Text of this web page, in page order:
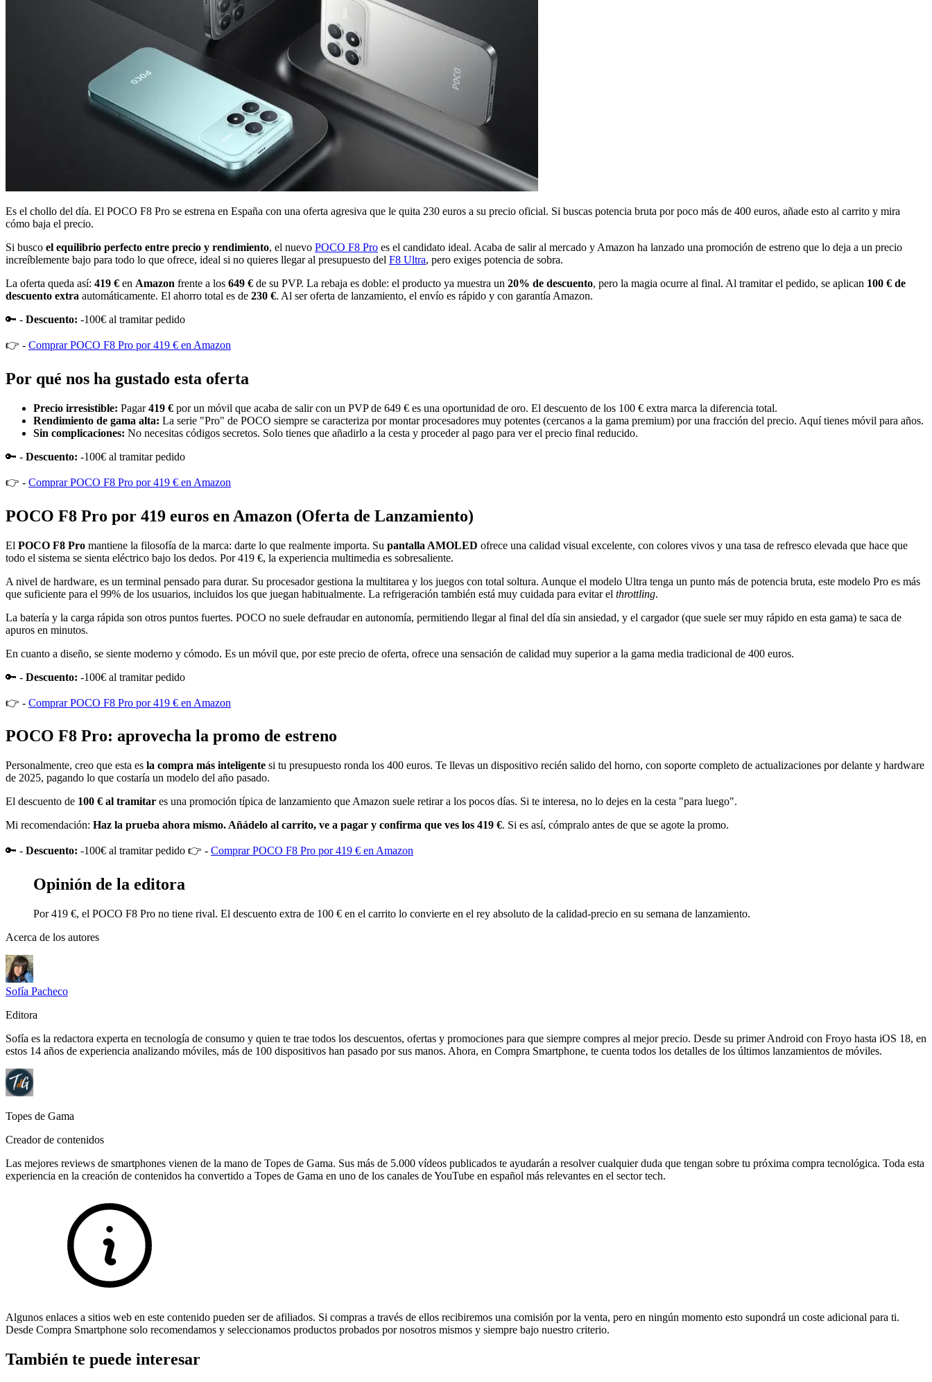
Es el chollo del día. El POCO F8 Pro se estrena en España con una oferta agresiva que le quita 230 euros a su precio oficial. Si buscas potencia bruta por poco más de 400 euros, añade esto al carrito y mira
cómo baja el precio.
Si busco el equilibrio perfecto entre precio y rendimiento, el nuevo POCO F8 Pro es el candidato ideal. Acaba de salir al mercado y Amazon ha lanzado una promoción de estreno que lo deja a un precio
increíblemente bajo para todo lo que ofrece, ideal si no quieres llegar al presupuesto del F8 Ultra, pero exiges potencia de sobra.
La oferta queda así: 419 € en Amazon frente a los 649 € de su PVP. La rebaja es doble: el producto ya muestra un 20% de descuento, pero la magia ocurre al final. Al tramitar el pedido, se aplican 100 € de
descuento extra automáticamente. El ahorro total es de 230 €. Al ser oferta de lanzamiento, el envío es rápido y con garantía Amazon.
🔑 - Descuento: -100€ al tramitar pedido
👉 - Comprar POCO F8 Pro por 419 € en Amazon
Por qué nos ha gustado esta oferta
Precio irresistible: Pagar419 € por un móvil que acaba de salir con un PVP de 649 € es una oportunidad de oro. El descuento de los 100 € extra marca la diferencia total.
Rendimiento de gama alta: La serie "Pro" de POCO siempre se caracteriza por montar procesadores muy potentes (cercanos a la gama premium) por una fracción del precio. Aquí tienes móvil para años.
Sin complicaciones: No necesitas códigos secretos. Solo tienes que añadirlo a la cesta y proceder al pago para ver el precio final reducido.
🔑 - Descuento: -100€ al tramitar pedido
👉 - Comprar POCO F8 Pro por 419 € en Amazon
POCO F8 Pro por 419 euros en Amazon (Oferta de Lanzamiento)
El POCO F8 Pro mantiene la filosofía de la marca: darte lo que realmente importa. Su pantalla AMOLED ofrece una calidad visual excelente, con colores vivos y una tasa de refresco elevada que hace que
todo el sistema se sienta eléctrico bajo los dedos. Por 419 €, la experiencia multimedia es sobresaliente.
A nivel de hardware, es un terminal pensado para durar. Su procesador gestiona la multitarea y los juegos con total soltura. Aunque el modelo Ultra tenga un punto más de potencia bruta, este modelo Pro es más
que suficiente para el 99% de los usuarios, incluidos los que juegan habitualmente. La refrigeración también está muy cuidada para evitar el throttling.
La batería y la carga rápida son otros puntos fuertes. POCO no suele defraudar en autonomía, permitiendo llegar al final del día sin ansiedad, y el cargador (que suele ser muy rápido en esta gama) te saca de
apuros en minutos.
En cuanto a diseño, se siente moderno y cómodo. Es un móvil que, por este precio de oferta, ofrece una sensación de calidad muy superior a la gama media tradicional de 400 euros.
🔑 - Descuento: -100€ al tramitar pedido
👉 - Comprar POCO F8 Pro por 419 € en Amazon
POCO F8 Pro: aprovecha la promo de estreno
Personalmente, creo que esta es la compra más inteligente si tu presupuesto ronda los 400 euros. Te llevas un dispositivo recién salido del horno, con soporte completo de actualizaciones por delante y hardware
de 2025, pagando lo que costaría un modelo del año pasado.
El descuento de 100 € al tramitar es una promoción típica de lanzamiento que Amazon suele retirar a los pocos días. Si te interesa, no lo dejes en la cesta "para luego".
Mi recomendación: Haz la prueba ahora mismo. Añádelo al carrito, ve a pagar y confirma que ves los 419 €. Si es así, cómpralo antes de que se agote la promo.
🔑 - Descuento: -100€ al tramitar pedido 👉 - Comprar POCO F8 Pro por 419 € en Amazon
Opinión de la editora
Por 419 €, el POCO F8 Pro no tiene rival. El descuento extra de 100 € en el carrito lo convierte en el rey absoluto de la calidad-precio en su semana de lanzamiento.
Acerca de los autores
Sofía Pacheco
Editora
Sofía es la redactora experta en tecnología de consumo y quien te trae todos los descuentos, ofertas y promociones para que siempre compres al mejor precio. Desde su primer Android con Froyo hasta iOS 18, en
estos 14 años de experiencia analizando móviles, más de 100 dispositivos han pasado por sus manos. Ahora, en Compra Smartphone, te cuenta todos los detalles de los últimos lanzamientos de móviles.
Topes de Gama
Creador de contenidos
Las mejores reviews de smartphones vienen de la mano de Topes de Gama. Sus más de 5.000 vídeos publicados te ayudarán a resolver cualquier duda que tengan sobre tu próxima compra tecnológica. Toda esta
experiencia en la creación de contenidos ha convertido a Topes de Gama en uno de los canales de YouTube en español más relevantes en el sector tech.
Algunos enlaces a sitios web en este contenido pueden ser de afiliados. Si compras a través de ellos recibiremos una comisión por la venta, pero en ningún momento esto supondrá un coste adicional para ti.
Desde Compra Smartphone solo recomendamos y seleccionamos productos probados por nosotros mismos y siempre bajo nuestro criterio.
También te puede interesar